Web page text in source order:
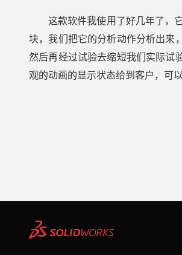
这款软件我使用了好几年了，
块，我们把它的分析动作分析出来
然后再经过试验去缩短我们实际试
观的动画的显示状态给到客户，可